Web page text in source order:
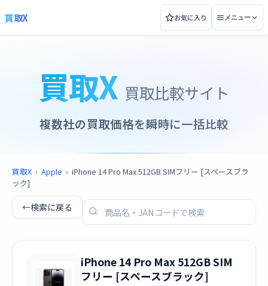
買取X お気に入り メニュー
買取X 買取比較サイト
複数社の買取価格を瞬時に一括比較
買取X › Apple › iPhone 14 Pro Max 512GB SIMフリー [スペースブラ
ック]
←検索に戻る
iPhone 14 Pro Max 512GB SIM
フリー [スペースブラック]